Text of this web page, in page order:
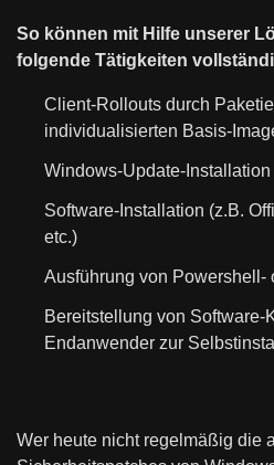
So können mit Hilfe unserer
folgende Tätigkeiten
Client-Rollouts durch
individualisierten Basis-
Windows-Update-
Software-Installation (z.B.
etc.)
Ausführung von Powershell-
Bereitstellung von Software-
Endanwender zur
Wer heute nicht regelmäßig die